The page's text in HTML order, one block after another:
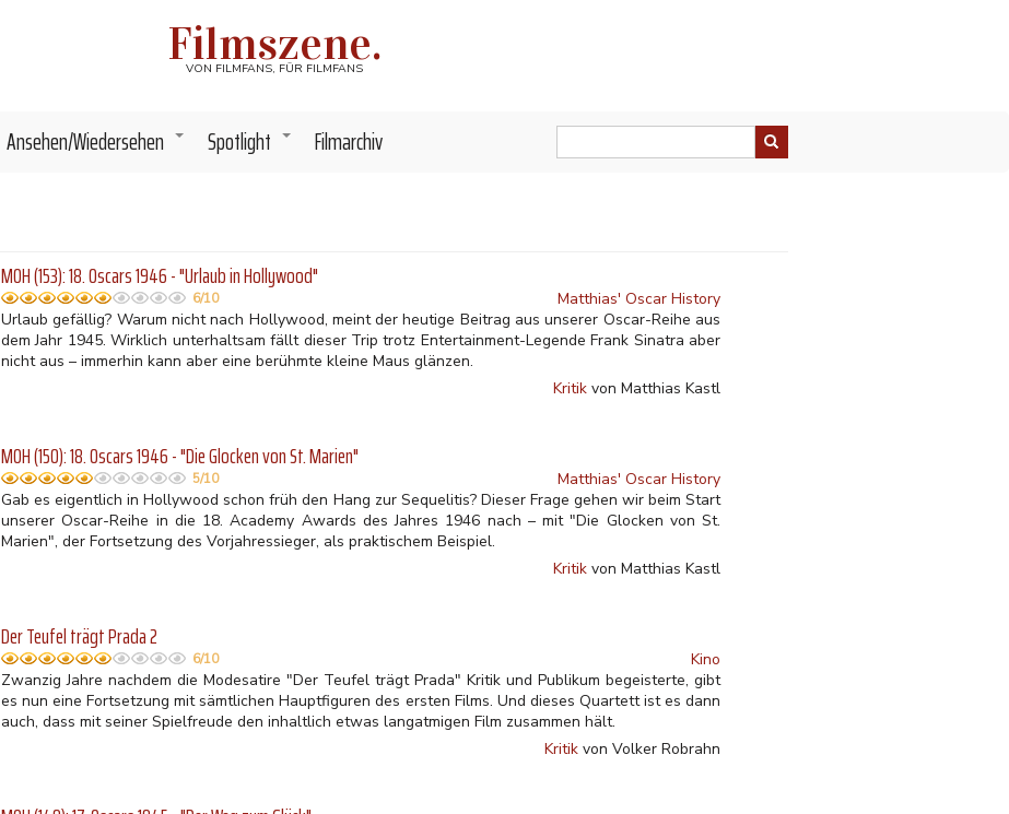
Filmszene.
VON FILMFANS, FÜR FILMFANS
+
Ansehen/Wiedersehen +
Spotlight Filmarchiv
MOH (153): 18. Oscars 1946 - "Urlaub in Hollywood"
6/10
Matthias' Oscar History
Urlaub gefällig? Warum nicht nach Hollywood, meint der heutige Beitrag aus unserer Oscar-Reihe aus
dem Jahr 1945. Wirklich unterhaltsam fällt dieser Trip trotz Entertainment-Legende Frank Sinatra aber
nicht aus – immerhin kann aber eine berühmte kleine Maus glänzen.
Kritik von Matthias Kastl
MOH (150): 18. Oscars 1946 - "Die Glocken von St. Marien"
5/10
Matthias' Oscar History
Gab es eigentlich in Hollywood schon früh den Hang zur Sequelitis? Dieser Frage gehen wir beim Start
unserer Oscar-Reihe in die 18. Academy Awards des Jahres 1946 nach – mit "Die Glocken von St.
Marien", der Fortsetzung des Vorjahressieger, als praktischem Beispiel.
Kritik von Matthias Kastl
Der Teufel trägt Prada 2
6/10
Kino
Zwanzig Jahre nachdem die Modesatire "Der Teufel trägt Prada" Kritik und Publikum begeisterte, gibt
es nun eine Fortsetzung mit sämtlichen Hauptfiguren des ersten Films. Und dieses Quartett ist es dann
auch, dass mit seiner Spielfreude den inhaltlich etwas langatmigen Film zusammen hält.
Kritik von Volker Robrahn